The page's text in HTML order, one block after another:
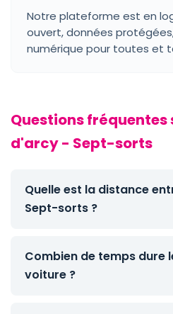
Notre plateforme est en
ouvert, données
numérique pour toutes et
Questions
d'arcy - Sept-sorts
Quelle est la distance
Sept-sorts ?
Combien de temps dure
voiture ?